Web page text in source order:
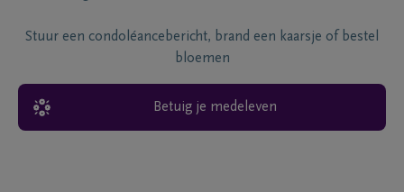
Stuur een condoléancebericht, brand een kaarsje of bestel
bloemen
Betuig je medeleven